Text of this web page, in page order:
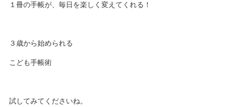
１冊の手帳が、毎日を楽しく変えてくれる！
３歳から始められる
こども手帳術
試してみてくださいね。